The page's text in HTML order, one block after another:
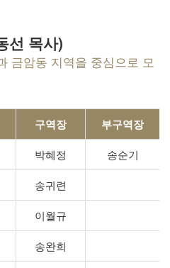
선 목사)
금암동 지역을 중심으로 모
구역장
부구역장
박혜정 송순기
송귀련
이월규
송완희